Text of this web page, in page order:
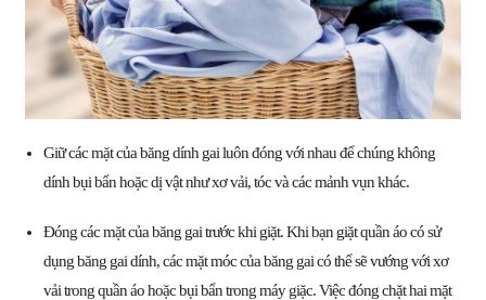
Giữ các mặt của băng dính gai luôn đóng với nhau để chúng không
dính bụi bẩn hoặc dị vật như xơ vải, tóc và các mảnh vụn khác.
Đóng các mặt của băng gai trước khi giặt. Khi bạn giặt quần áo có sử
dụng băng gai dính, các mặt móc của băng gai có thể sẽ vướng với xơ
vải trong quần áo hoặc bụi bẩn trong máy giặc. Việc đóng chặt hai mặt